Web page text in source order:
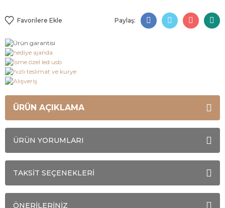
Paylaş:
ÜRÜN AÇIKLAMA
ÜRÜN YORUMLARI
TAKSİT SEÇENEKLERİ
ÖNERİLERİNİZ